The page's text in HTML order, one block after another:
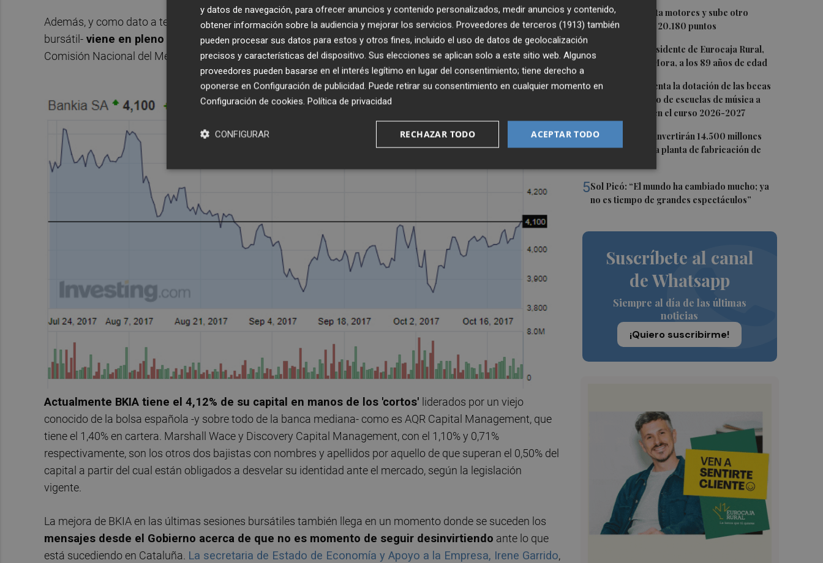
1El Ibex 35 aprieta motores y sube otro
0,62%, hasta los 20.180 puntos
2 Fallece el expresidente de Eurocaja Rural,
Andrés Gómez Mora, a los 89 años de edad
3 CaixaBank aumenta la dotación de las becas
para el alumnado de escuelas de música a
275.000 euros en el curso 2026-2027
4Tesla y SpaceX invertirán 14.500 millones
para construir la planta de fabricación de
5Sol Picó: “El mundo ha cambiado mucho; ya
no es tiempo de grandes espectáculos”
Suscríbete al canal
de Whatsapp
Siempre al día de las últimas
noticias
¡Quiero suscribirme!
Además, y como dato a tener muy en cuenta, el tirón alcista de las 'bankias' -como se les conoce en la jerga
bursátil- viene en pleno récord histórico de las posiciones cortas, según la última comunicación de la
Comisión Nacional del Mercado de Valores (CNMV)como lo publicó este diario la semana pasada.
Actualmente BKIA tiene el 4,12% de su capital en manos de los 'cortos' liderados por un viejo
conocido de la bolsa española -y sobre todo de la banca mediana- como es AQR Capital Management, que
tiene el 1,40% en cartera. Marshall Wace y Discovery Capital Management, con el 1,10% y 0,71%
respectivamente, son los otros dos bajistas con nombres y apellidos por aquello de que superan el 0,50% del
capital a partir del cual están obligados a desvelar su identidad ante el mercado, según la legislación
vigente.
La mejora de BKIA en las últimas sesiones bursátiles también llega en un momento donde se suceden los
mensajes desde el Gobierno acerca de que no es momento de seguir desinvirtiendo ante lo que
está sucediendo en Cataluña. La secretaria de Estado de Economía y Apoyo a la Empresa, Irene Garrido,
y datos de navegación, para ofrecer anuncios y contenido personalizados, medir anuncios y contenido,
obtener información sobre la audiencia y mejorar los servicios. Proveedores de terceros (1913) también
pueden procesar sus datos para estos y otros fines, incluido el uso de datos de geolocalización
precisos y características del dispositivo. Sus elecciones se aplican solo a este sitio web. Algunos
proveedores pueden basarse en el interés legítimo en lugar del consentimiento; tiene derecho a
oponerse en Configuración de publicidad. Puede retirar su consentimiento en cualquier momento en
Configuración de cookies. Política de privacidad
ACEPTAR TODO
RECHAZAR TODO
CONFIGURAR